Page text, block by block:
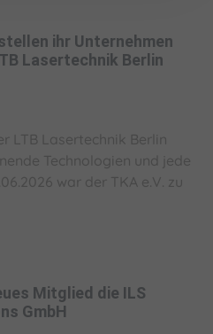
ihr Unternehmen
Lasertechnik Berlin
LTB Lasertechnik Berlin
Technologien und jede
war der TKA e.V. zu
Mitglied die ILS
GmbH